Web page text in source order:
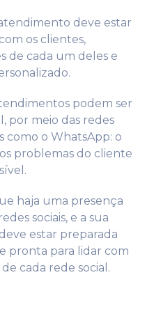
deve estar
os clientes,
de cada um deles e
podem ser
por meio das redes
como o WhatsApp: o
problemas do cliente
haja uma presença
sociais, e a sua
estar preparada
pronta para lidar com
cada rede social.